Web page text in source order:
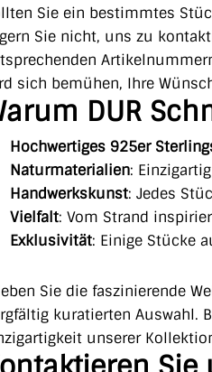
Sie ein bestimmtes
Sie nicht, uns zu
sich bemühen, Ihre
DUR
Hochwertiges 925er
Naturmaterialien:
Handwerkskunst: Jedes
Vielfalt: Vom Strand
Exklusivität: Einige Stücke
Sie die faszinierende
kuratierten Auswahl.
unserer